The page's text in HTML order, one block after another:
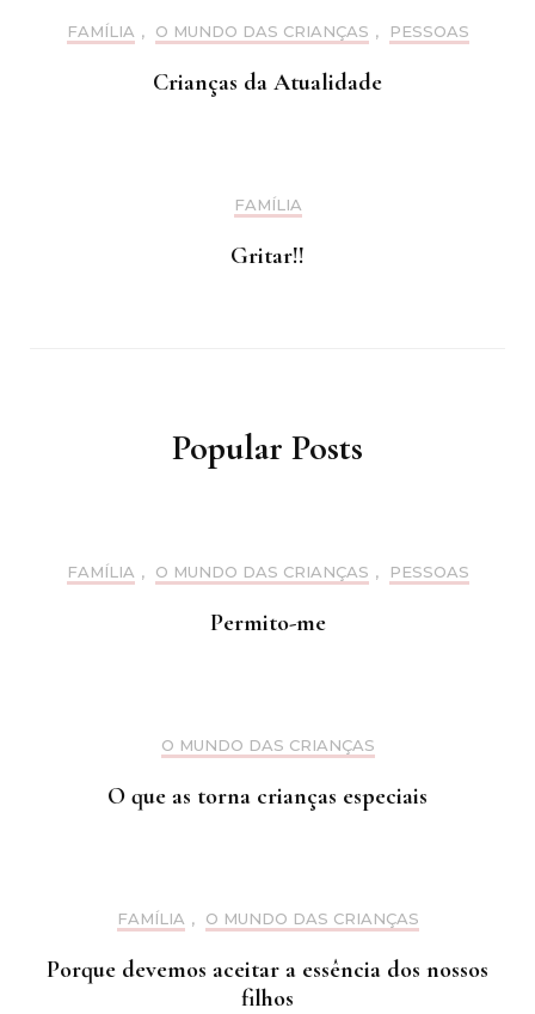
FAMÍLIA , O MUNDO DAS CRIANÇAS , PESSOAS
Crianças da Atualidade
FAMÍLIA
Gritar!!
Popular Posts
FAMÍLIA , O MUNDO DAS CRIANÇAS , PESSOAS
Permito-me
O MUNDO DAS CRIANÇAS
O que as torna crianças especiais
FAMÍLIA , O MUNDO DAS CRIANÇAS
Porque devemos aceitar a essência dos nossos
filhos